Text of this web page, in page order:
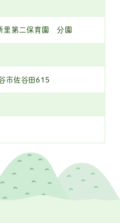
里第二保育園 分園
市佐谷田615